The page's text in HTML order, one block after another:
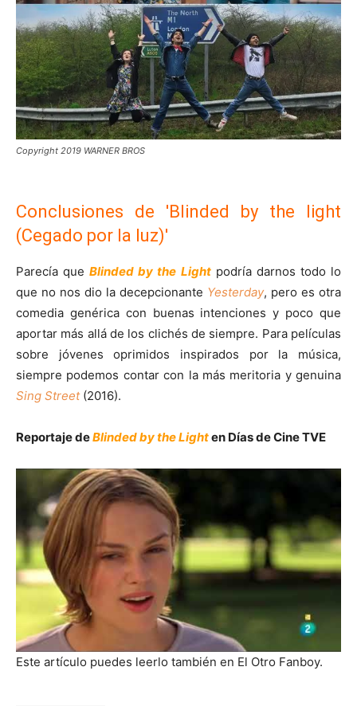
Copyright 2019 WARNER BROS
Conclusiones de 'Blinded by the light
(Cegado por la luz)'
Parecía queBlinded by the Lightpodría darnos todo lo
que no nos dio la decepcionante Yesterday, pero es otra
comedia genérica con buenas intenciones y poco que
aportar más allá de los clichés de siempre. Para películas
sobre jóvenes oprimidos inspirados por la música,
siempre podemos contar con la más meritoria y genuina
Sing Street(2016).
Reportaje deBlinded by the Lighten Días de Cine TVE
Este artículo puedes leerlo también en El Otro Fanboy.